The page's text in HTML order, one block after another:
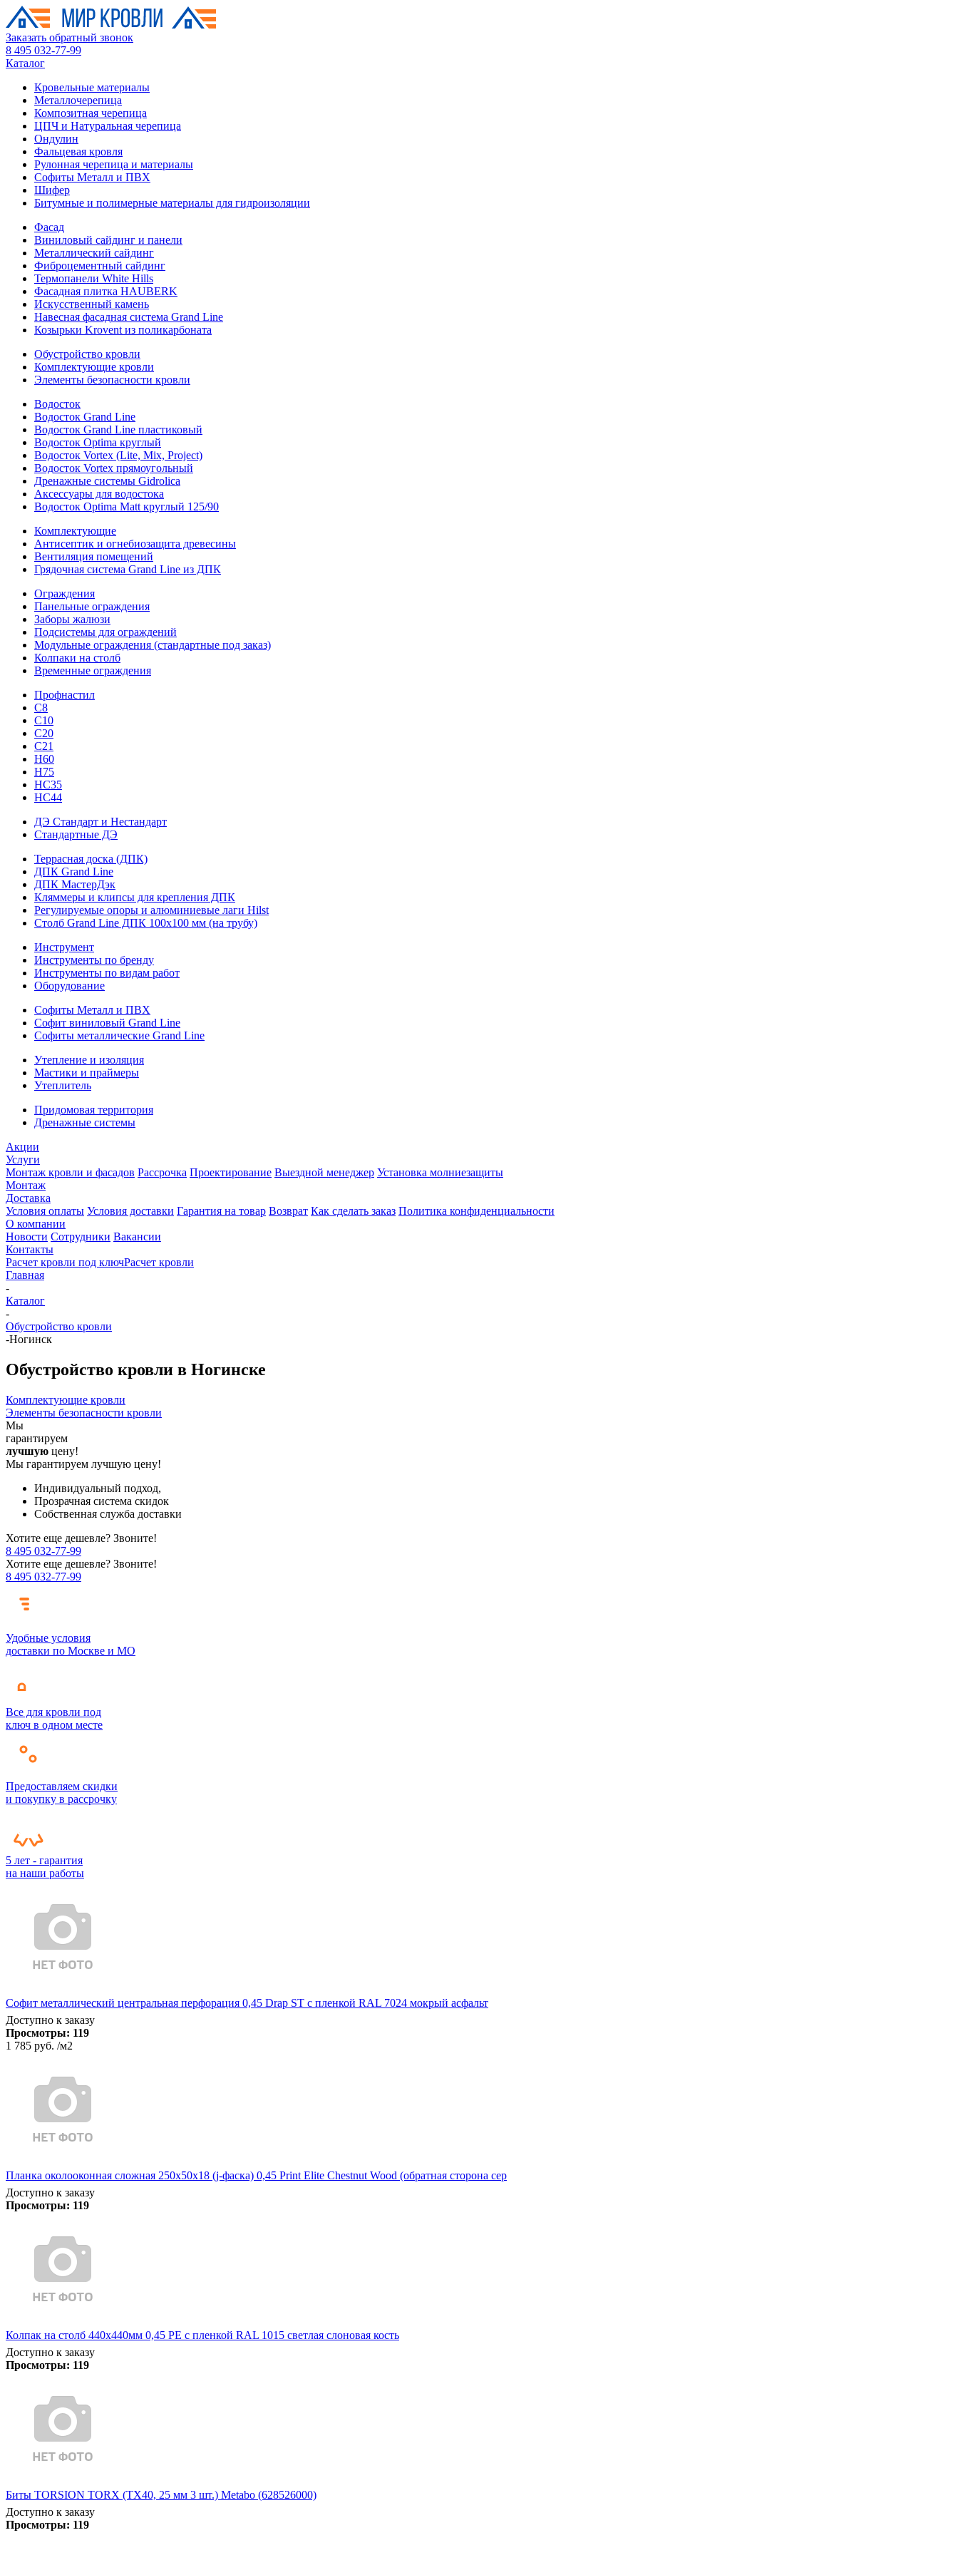
Заказать обратный звонок
8 495 032-77-99
Каталог
Кровельные материалы
Металлочерепица
Композитная черепица
ЦПЧ и Натуральная черепица
Ондулин
Фальцевая кровля
Рулонная черепица и материалы
Софиты Металл и ПВХ
Шифер
Битумные и полимерные материалы для гидроизоляции
Фасад
Виниловый сайдинг и панели
Металлический сайдинг
Фиброцементный сайдинг
Термопанели White Hills
Фасадная плитка HAUBERK
Искусственный камень
Навесная фасадная система Grand Line
Козырьки Krovent из поликарбоната
Обустройство кровли
Комплектующие кровли
Элементы безопасности кровли
Водосток
Водосток Grand Line
Водосток Grand Line пластиковый
Водосток Optima круглый
Водосток Vortex (Lite, Mix, Project)
Водосток Vortex прямоугольный
Дренажные системы Gidrolica
Аксессуары для водостока
Водосток Optima Matt круглый 125/90
Комплектующие
Антисептик и огнебиозащита древесины
Вентиляция помещений
Грядочная система Grand Line из ДПК
Ограждения
Панельные ограждения
Заборы жалюзи
Подсистемы для ограждений
Модульные ограждения (стандартные под заказ)
Колпаки на столб
Временные ограждения
Профнастил
С8
С10
С20
С21
H60
H75
HС35
НС44
ДЭ Стандарт и Нестандарт
Стандартные ДЭ
Террасная доска (ДПК)
ДПК Grand Line
ДПК МастерДэк
Кляммеры и клипсы для крепления ДПК
Регулируемые опоры и алюминиевые лаги Hilst
Столб Grand Line ДПК 100х100 мм (на трубу)
Инструмент
Инструменты по бренду
Инструменты по видам работ
Оборудование
Софиты Металл и ПВХ
Софит виниловый Grand Line
Софиты металлические Grand Line
Утепление и изоляция
Мастики и праймеры
Утеплитель
Придомовая территория
Дренажные системы
Акции
Услуги
Монтаж кровли и фасадов Рассрочка Проектирование Выездной менеджер Установка молниезащиты
Монтаж
Доставка
Условия оплаты Условия доставки Гарантия на товар Возврат Как сделать заказ Политика конфиденциальности
О компании
Новости Сотрудники Вакансии
Контакты
Расчет кровли под ключРасчет кровли
Главная
-
Каталог
-
Обустройство кровли
-Ногинск
Обустройство кровли в Ногинске
Комплектующие кровли
Элементы безопасности кровли
Мы
гарантируем
лучшую цену!
Мы гарантируем лучшую цену!
Индивидуальный подход,
Прозрачная система скидок
Собственная служба доставки
Хотите еще дешевле? Звоните!
8 495 032-77-99
Хотите еще дешевле? Звоните!
8 495 032-77-99
Удобные условия
доставки по Москве и МО
Все для кровли под
ключ в одном месте
Предоставляем скидки
и покупку в рассрочку
5 лет - гарантия
на наши работы
Софит металлический центральная перфорация 0,45 Drap ST с пленкой RAL 7024 мокрый асфальт
Доступно к заказу
Просмотры: 119
1 785 руб. /м2
Планка околооконная сложная 250х50х18 (j-фаска) 0,45 Print Elite Chestnut Wood (обратная сторона сер
Доступно к заказу
Просмотры: 119
Колпак на столб 440х440мм 0,45 PE с пленкой RAL 1015 светлая слоновая кость
Доступно к заказу
Просмотры: 119
Биты TORSION TORX (TX40, 25 мм 3 шт.) Metabo (628526000)
Доступно к заказу
Просмотры: 119